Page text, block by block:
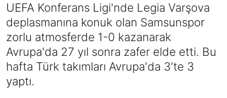
UEFA Konferans Ligi'nde Legia Varşova
deplasmanına konuk olan Samsunspor
zorlu atmosferde 1-0 kazanarak
Avrupa'da 27 yıl sonra zafer elde etti. Bu
hafta Türk takımları Avrupa'da 3'te 3
yaptı.